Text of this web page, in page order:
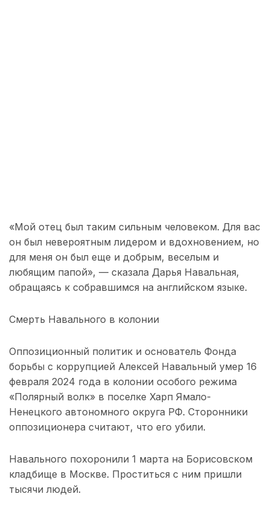
«Мой отец был таким сильным человеком. Для вас
он был невероятным лидером и вдохновением, но
для меня он был еще и добрым, веселым и
любящим папой», — сказала Дарья Навальная,
обращаясь к собравшимся на английском языке.
Смерть Навального в колонии
Оппозиционный политик и основатель Фонда
борьбы с коррупцией Алексей Навальный умер 16
февраля 2024 года в колонии особого режима
«Полярный волк» в поселке Харп Ямало-
Ненецкого автономного округа РФ. Сторонники
оппозиционера считают, что его убили.
Навального похоронили 1 марта на Борисовском
кладбище в Москве. Проститься с ним пришли
тысячи людей.